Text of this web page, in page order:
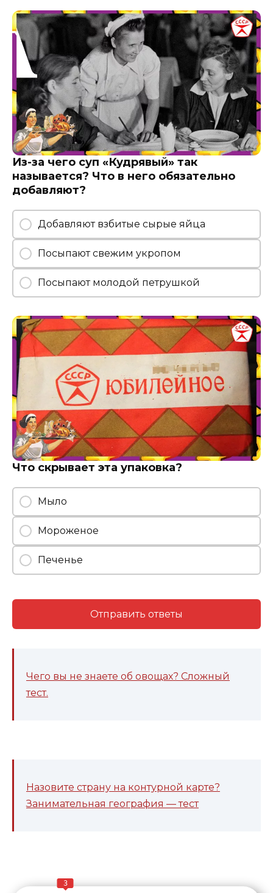
Из-за чего суп «Кудрявый» так
называется? Что в него обязательно
добавляют?
Добавляют взбитые сырые яйца
Посыпают свежим укропом
Посыпают молодой петрушкой
Что скрывает эта упаковка?
Мыло
Мороженое
Печенье
Отправить ответы
Чего вы не знаете об овощах? Сложный
тест.
Назовите страну на контурной карте?
Занимательная география — тест
3